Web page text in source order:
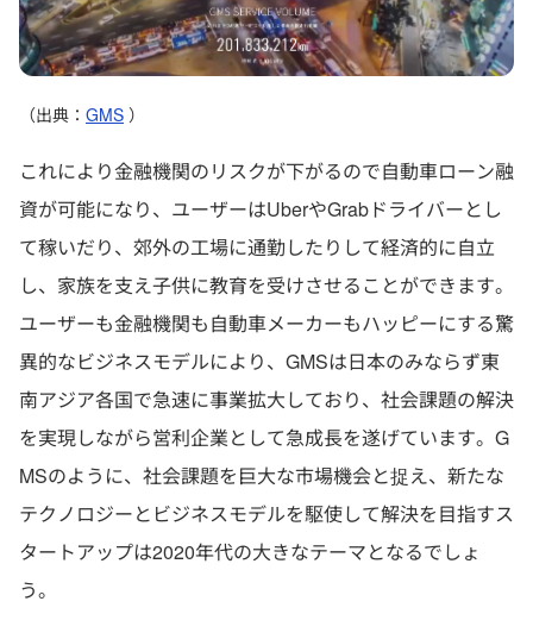
（出典： GMS ）
これにより金融機関のリスクが下がるので自動車ローン融
資が可能になり、ユーザーはUberやGrabドライバーとし
て稼いだり、郊外の工場に通勤したりして経済的に自立
し、家族を支え子供に教育を受けさせることができます。
ユーザーも金融機関も自動車メーカーもハッピーにする驚
異的なビジネスモデルにより、GMSは日本のみならず東
南アジア各国で急速に事業拡大しており、社会課題の解決
を実現しながら営利企業として急成長を遂げています。G
MSのように、社会課題を巨大な市場機会と捉え、新たな
テクノロジーとビジネスモデルを駆使して解決を目指すス
タートアップは2020年代の大きなテーマとなるでしょ
う。